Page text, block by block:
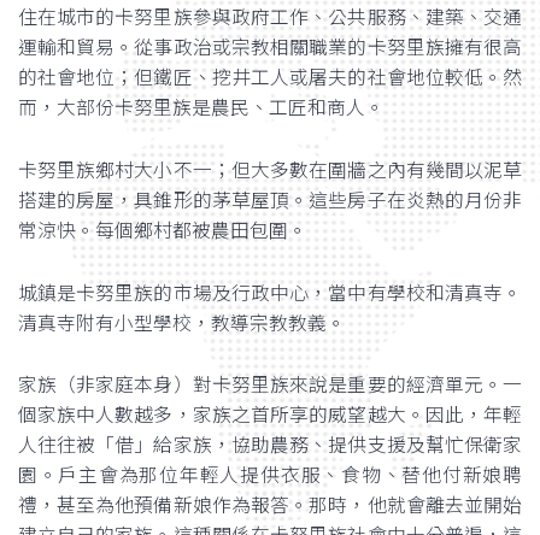
住在城市的卡努里族參與政府工作、公共服務、建築、交通
運輸和貿易。從事政治或宗教相關職業的卡努里族擁有很高
的社會地位；但鐵匠、挖井工人或屠夫的社會地位較低。然
而，大部份卡努里族是農民、工匠和商人。
卡努里族鄉村大小不一；但大多數在圍牆之內有幾間以泥草
搭建的房屋，具錐形的茅草屋頂。這些房子在炎熱的月份非
常涼快。每個鄉村都被農田包圍。
城鎮是卡努里族的市場及行政中心，當中有學校和清真寺。
清真寺附有小型學校，教導宗教教義。
家族（非家庭本身）對卡努里族來說是重要的經濟單元。一
個家族中人數越多，家族之首所享的威望越大。因此，年輕
人往往被「借」給家族，協助農務、提供支援及幫忙保衛家
園。戶主會為那位年輕人提供衣服、食物、替他付新娘聘
禮，甚至為他預備新娘作為報答。那時，他就會離去並開始